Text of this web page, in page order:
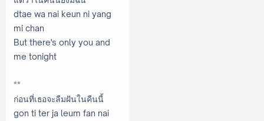
dtae wa nai keun ni yang
mi chan
But there's only you and
me tonight
**
ก่อนที่เธอจะลืมฝันในคืนนี้
gon ti ter ja leum fan nai